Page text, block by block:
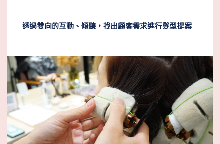
透過雙向的互動、傾聽，找出顧客需求進行髮型提案